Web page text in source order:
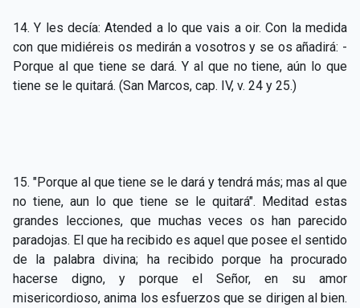
CAPÍTULO XXV - Buscad y encontraréis ▸
CAPÍTULO XXVI - Dad gratuitamente lo que recibís
espiritistas
14. Y les decía: Atended a lo que vais a oir. Con la medida
con que midiéreis os medirán a vosotros y se os añadirá: -
Porque al que tiene se dará. Y al que no tiene, aún lo que
tiene se le quitará. (San Marcos, cap. IV, v. 24 y 25.)
15. "Porque al que tiene se le dará y tendrá más; mas al que
no tiene, aun lo que tiene se le quitará". Meditad estas
grandes lecciones, que muchas veces os han parecido
paradojas. El que ha recibido es aquel que posee el sentido
de la palabra divina; ha recibido porque ha procurado
hacerse digno, y porque el Señor, en su amor
misericordioso, anima los esfuerzos que se dirigen al bien.